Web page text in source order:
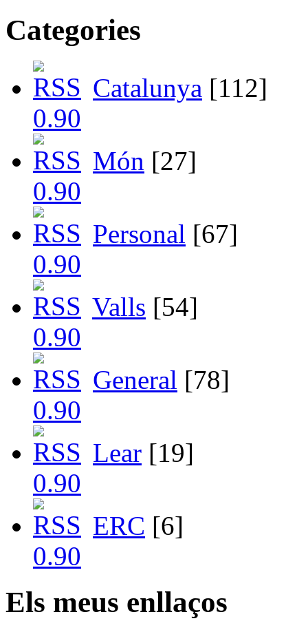
Categories
Catalunya [112]
Món [27]
Personal [67]
Valls [54]
General [78]
Lear [19]
ERC [6]
Els meus enllaços